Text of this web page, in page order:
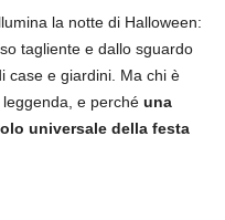
la notte di Halloween:
tagliente e dallo sguardo
case e giardini. Ma chi è
e perché una
universale della festa